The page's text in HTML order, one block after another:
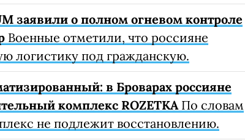
заявили о полном огневом контроле
Военные отметили, что россияне
логистику под гражданскую.
в Броварах россияне
комплекс ROZETKAПо словам
не подлежит восстановлению.